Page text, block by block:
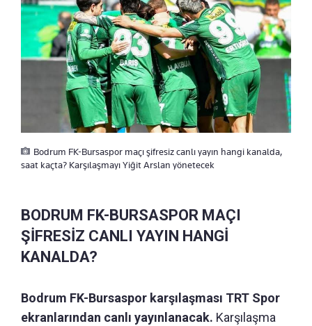
Bodrum FK-Bursaspor maçı şifresiz canlı yayın hangi kanalda,
saat kaçta? Karşılaşmayı Yiğit Arslan yönetecek
BODRUM FK-BURSASPOR MAÇI
ŞİFRESİZ CANLI YAYIN HANGİ
KANALDA?
Bodrum FK-Bursaspor karşılaşması TRT Spor
ekranlarından canlı yayınlanacak. Karşılaşma